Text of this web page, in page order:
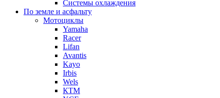
Системы охлаждения
По земле и асфальту
Мотоциклы
Yamaha
Racer
Lifan
Avantis
Kayo
Irbis
Wels
КТМ